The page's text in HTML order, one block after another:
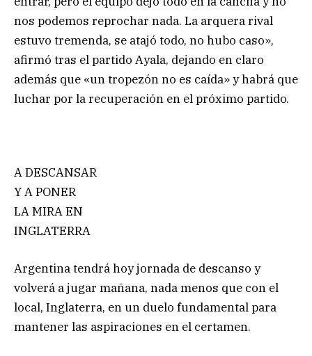
nos podemos reprochar nada. La arquera rival
estuvo tremenda, se atajó todo, no hubo caso»,
afirmó tras el partido Ayala, dejando en claro
además que «un tropezón no es caída» y habrá que
luchar por la recuperación en el próximo partido.
A DESCANSAR
Y A PONER
LA MIRA EN
INGLATERRA
Argentina tendrá hoy jornada de descanso y
volverá a jugar mañana, nada menos que con el
local, Inglaterra, en un duelo fundamental para
mantener las aspiraciones en el certamen.